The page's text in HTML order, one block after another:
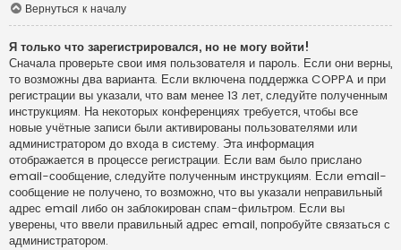
Вернуться к началу
Я только что зарегистрировался, но не могу войти!
Сначала проверьте свои имя пользователя и пароль. Если они верны,
то возможны два варианта. Если включена поддержка COPPA и при
регистрации вы указали, что вам менее 13 лет, следуйте полученным
инструкциям. На некоторых конференциях требуется, чтобы все
новые учётные записи были активированы пользователями или
администратором до входа в систему. Эта информация
отображается в процессе регистрации. Если вам было прислано
email-сообщение, следуйте полученным инструкциям. Если email-
сообщение не получено, то возможно, что вы указали неправильный
адрес email либо он заблокирован спам-фильтром. Если вы
уверены, что ввели правильный адрес email, попробуйте связаться с
администратором.